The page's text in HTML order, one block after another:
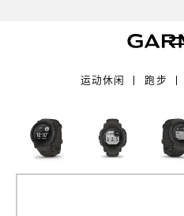
运动休闲 跑步